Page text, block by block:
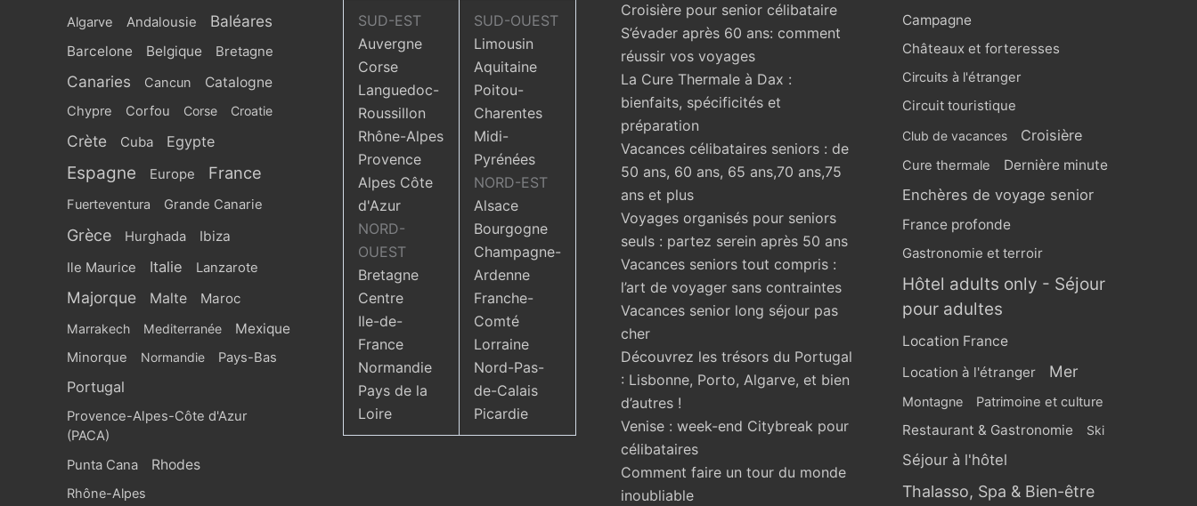
Algarve Andalousie Baléares
Barcelone Belgique Bretagne
Canaries Cancun Catalogne
Chypre Corfou Corse Croatie
Crète Cuba Egypte
Espagne Europe France
Fuerteventura Grande Canarie
Grèce Hurghada Ibiza
Ile Maurice Italie Lanzarote
Majorque Malte Maroc
Marrakech Mediterranée Mexique
Minorque Normandie Pays-Bas
Portugal
Provence-Alpes-Côte d'Azur
(PACA)
Punta Cana
Rhodes
Rhône-Alpes
SUD-EST
Auvergne
Corse
Languedoc-
Roussillon
Rhône-Alpes
Provence
Alpes Côte
d'Azur
NORD-
OUEST
Bretagne
Centre
Ile-de-
France
Normandie
Pays de la
Loire
SUD-OUEST
Limousin
Aquitaine
Poitou-
Charentes
Midi-
Pyrénées
NORD-EST
Alsace
Bourgogne
Champagne-
Ardenne
Franche-
Comté
Lorraine
Nord-Pas-
de-Calais
Picardie
Croisière pour senior célibataire
S’évader après 60 ans: comment
réussir vos voyages
La Cure Thermale à Dax :
bienfaits, spécificités et
préparation
Vacances célibataires seniors : de
50 ans, 60 ans, 65 ans,70 ans,75
ans et plus
Voyages organisés pour seniors
seuls : partez serein après 50 ans
Vacances seniors tout compris :
l’art de voyager sans contraintes
Vacances senior long séjour pas
cher
Découvrez les trésors du Portugal
: Lisbonne, Porto, Algarve, et bien
d’autres !
Venise : week-end Citybreak pour
célibataires
Comment faire un tour du monde
inoubliable
Campagne
Châteaux et forteresses
Circuits à l'étranger
Circuit touristique
Club de vacances Croisière
Cure thermale Dernière minute
Enchères de voyage senior
France profonde
Gastronomie et terroir
Hôtel adults only - Séjour
pour adultes
Location France
Location à l'étranger
Mer
Montagne Patrimoine et culture
Restaurant & Gastronomie Ski
Séjour à l'hôtel
Thalasso, Spa & Bien-être